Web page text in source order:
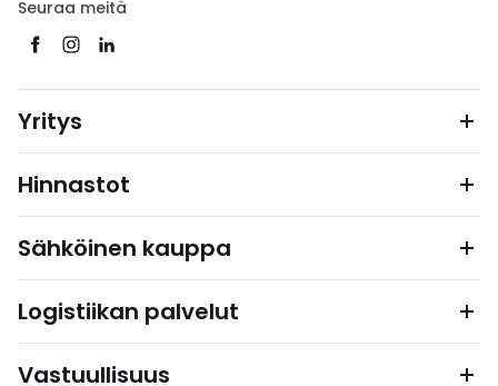
Seuraa meitä
Yritys
Hinnastot
Sähköinen kauppa
Logistiikan palvelut
Vastuullisuus